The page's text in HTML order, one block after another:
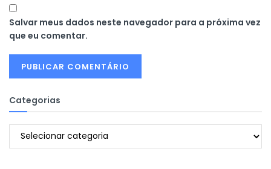
Salvar meus dados neste navegador para a próxima vez
que eu comentar.
Categorias
Categorias